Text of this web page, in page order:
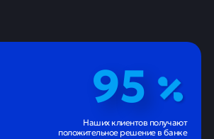
95
Наших клиентов получают
положительное решение в банке